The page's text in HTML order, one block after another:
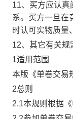
11、买方应认真
系。买方一旦在
时认可实物质量
12、其它有关规
1适用范围
本版《单卷交易
2总则
2.1本规则根据